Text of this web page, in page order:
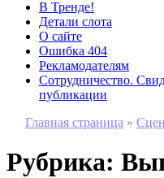
В Тренде!
Детали слота
О сайте
Ошибка 404
Рекламодателям
Сотрудничество.
публикации
Главная страница »
Рубрика: